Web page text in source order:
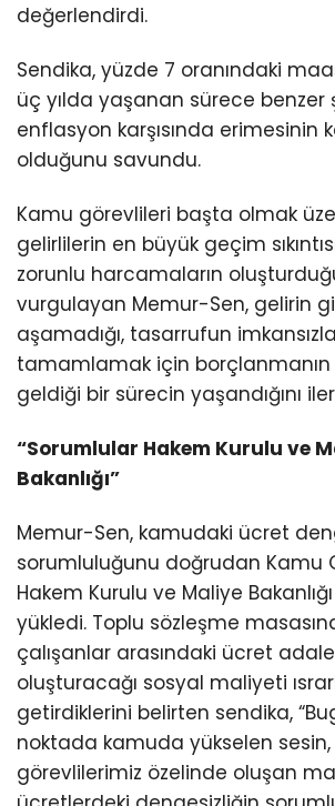
değerlendirdi.
Sendika, yüzde 7 oranındaki
üç yılda yaşanan sürece benzer
enflasyon karşısında erimesinin
olduğunu savundu.
Kamu görevlileri başta olmak
gelirlilerin en büyük geçim
zorunlu harcamaların
vurgulayan Memur-Sen, gelirin
aşamadığı, tasarrufun
tamamlamak için borçlanmanın
geldiği bir sürecin yaşandığını
“Sorumlular Hakem Kurulu ve
Bakanlığı”
Memur-Sen, kamudaki ücret
sorumluluğunu doğrudan Kamu
Hakem Kurulu ve Maliye
yükledi. Toplu sözleşme
çalışanlar arasındaki ücret
oluşturacağı sosyal maliyeti
getirdiklerini belirten sendika,
noktada kamuda yükselen
görevlilerimiz özelinde oluşan